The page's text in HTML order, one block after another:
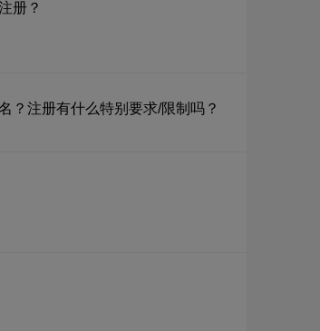
册？
？注册有什么特别要求/限制吗？